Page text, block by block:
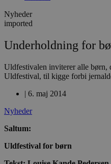
Nyheder
imported
Underholdning for
Uldfestivalen inviterer alle børn,
Uldfestival, til kigge forbi
| 6. maj 2014
Nyheder
Saltum:
Uldfestival for børn